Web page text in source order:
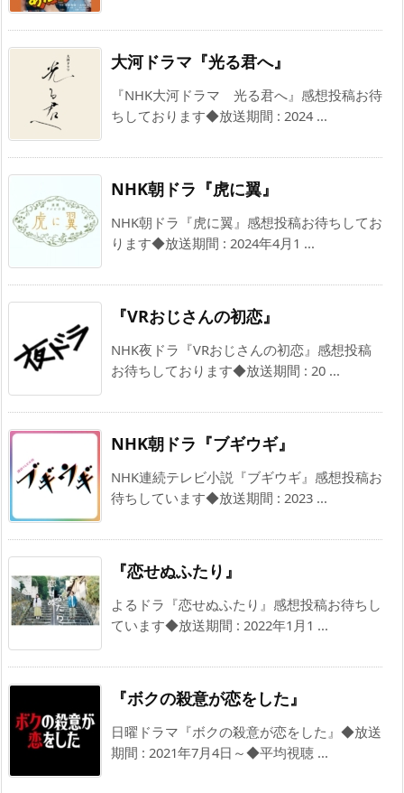
大河ドラマ『光る君へ』
『NHK大河ドラマ 光る君へ』感想投稿お待
ちしております◆放送期間 : 2024 ...
NHK朝ドラ『虎に翼』
NHK朝ドラ『虎に翼』感想投稿お待ちしてお
ります◆放送期間 : 2024年4月1 ...
『VRおじさんの初恋』
NHK夜ドラ『VRおじさんの初恋』感想投稿
お待ちしております◆放送期間 : 20 ...
NHK朝ドラ『ブギウギ』
NHK連続テレビ小説『ブギウギ』感想投稿お
待ちしています◆放送期間 : 2023 ...
『恋せぬふたり』
よるドラ『恋せぬふたり』感想投稿お待ちし
ています◆放送期間 : 2022年1月1 ...
『ボクの殺意が恋をした』
日曜ドラマ『ボクの殺意が恋をした』◆放送
期間 : 2021年7月4日～◆平均視聴 ...